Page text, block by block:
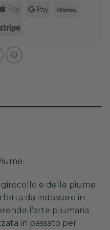
Apple Google
Stripe
e delle piume
da indossare in
l’arte plumaria
in passato per